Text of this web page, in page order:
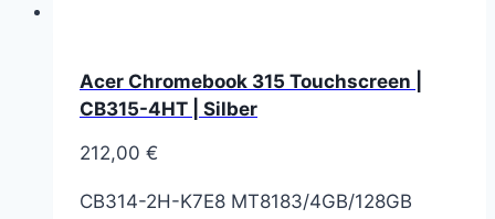
Acer Chromebook 315 Touchscreen |
CB315-4HT | Silber
212,00 €
CB314-2H-K7E8 MT8183/4GB/128GB